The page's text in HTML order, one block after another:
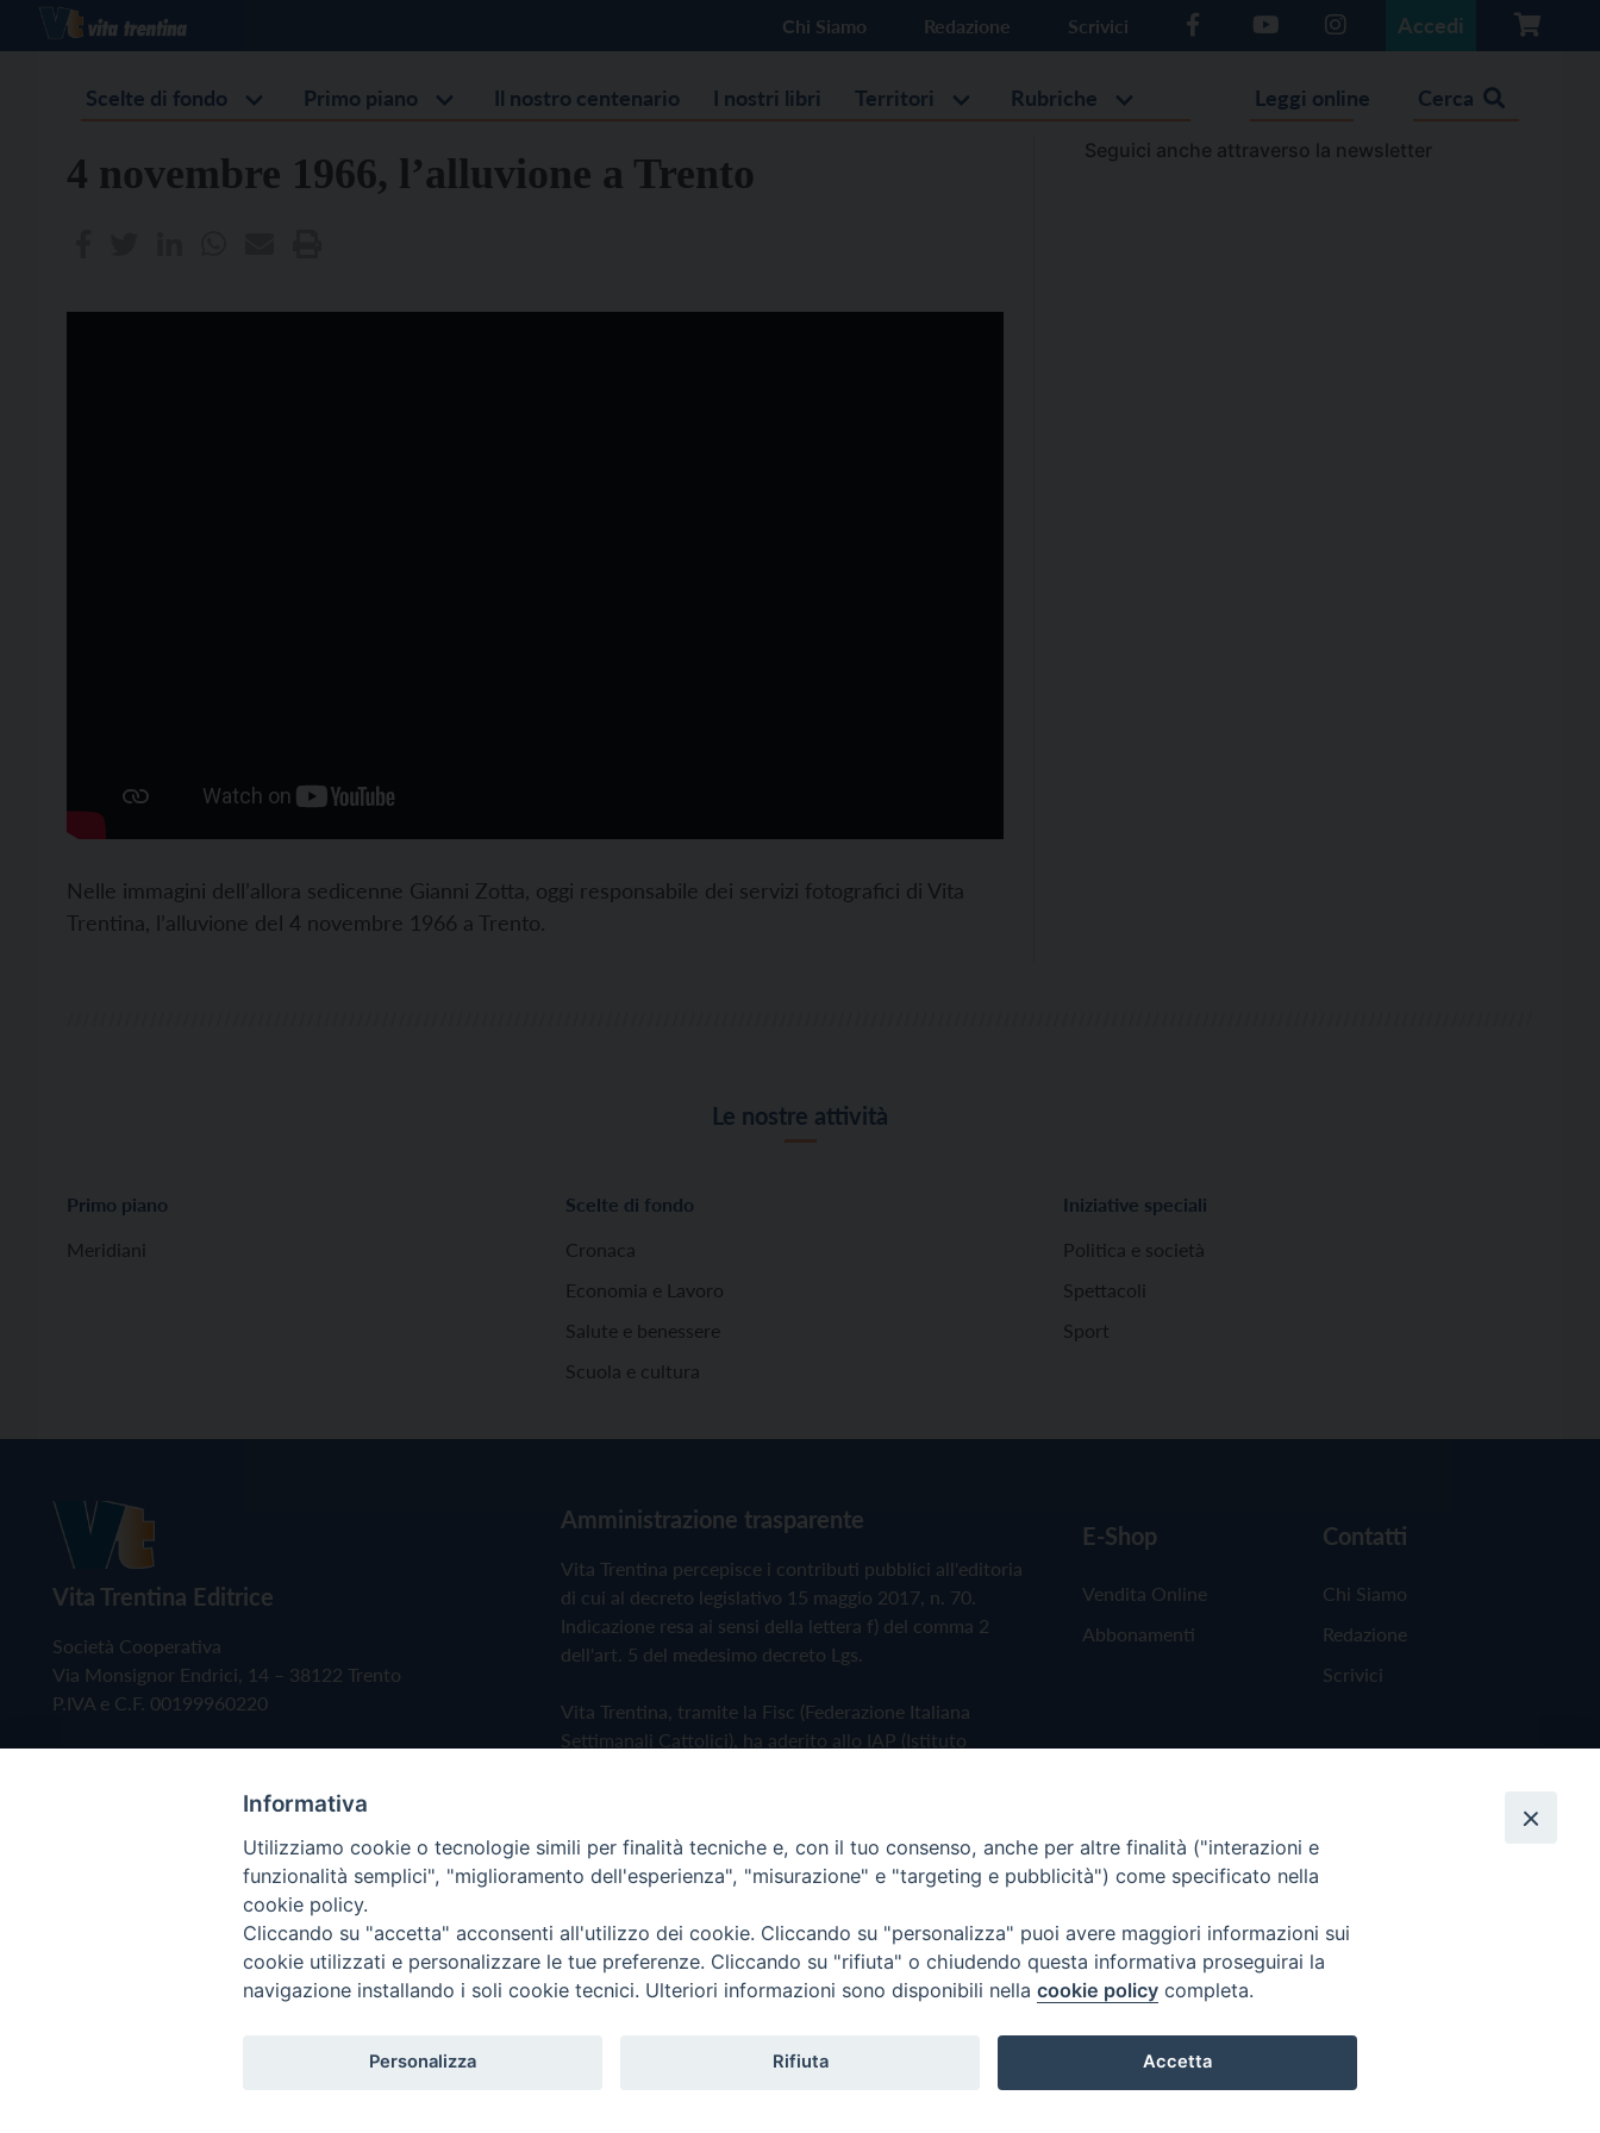
Chi Siamo Redazione Scrivici Accedi
Scelte di fondo Primo piano Il nostro centenario I nostri libri Territori Rubriche Leggi online Cerca
4 novembre 1966, l’alluvione a Trento
Nelle immagini dell’allora sedicenne Gianni Zotta, oggi responsabile dei servizi fotografici di Vita
Trentina, l’alluvione del 4 novembre 1966 a Trento.
Seguici anche attraverso la newsletter
Le nostre attività
Primo piano
Meridiani
Scelte di fondo
Cronaca
Economia e Lavoro
Salute e benessere
Scuola e cultura
Iniziative speciali
Politica e società
Spettacoli
Sport
Vita Trentina Editrice
Società Cooperativa
Via Monsignor Endrici, 14 – 38122 Trento
P.IVA e C.F. 00199960220
Amministrazione trasparente
Vita Trentina percepisce i contributi pubblici all'editoria
di cui al decreto legislativo 15 maggio 2017, n. 70.
Indicazione resa ai sensi della lettera f) del comma 2
dell'art. 5 del medesimo decreto Lgs.
Vita Trentina, tramite la Fisc (Federazione Italiana
Settimanali Cattolici), ha aderito allo IAP (Istituto
Privacy Policy Cookie Policy
E-Shop
Vendita Online
Abbonamenti
Contatti
Chi Siamo
Redazione
Scrivici
Copyright © 2019 - Tutti i diritti riservati - Vita Trentina Editrice
Informativa
Utilizziamo cookie o tecnologie simili per finalità tecniche e, con il tuo consenso, anche per altre finalità ("interazioni e
funzionalità semplici", "miglioramento dell'esperienza", "misurazione" e "targeting e pubblicità") come specificato nella
cookie policy.
Cliccando su "accetta" acconsenti all'utilizzo dei cookie. Cliccando su "personalizza" puoi avere maggiori informazioni sui
cookie utilizzati e personalizzare le tue preferenze. Cliccando su "rifiuta" o chiudendo questa informativa proseguirai la
navigazione installando i soli cookie tecnici. Ulteriori informazioni sono disponibili nella cookie policy completa.
Personalizza Rifiuta Accetta